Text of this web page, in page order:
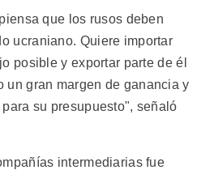
que los rusos deben
ucraniano. Quiere importar
posible y exportar parte de él
un gran margen de ganancia y
su presupuesto", señaló
intermediarias fue